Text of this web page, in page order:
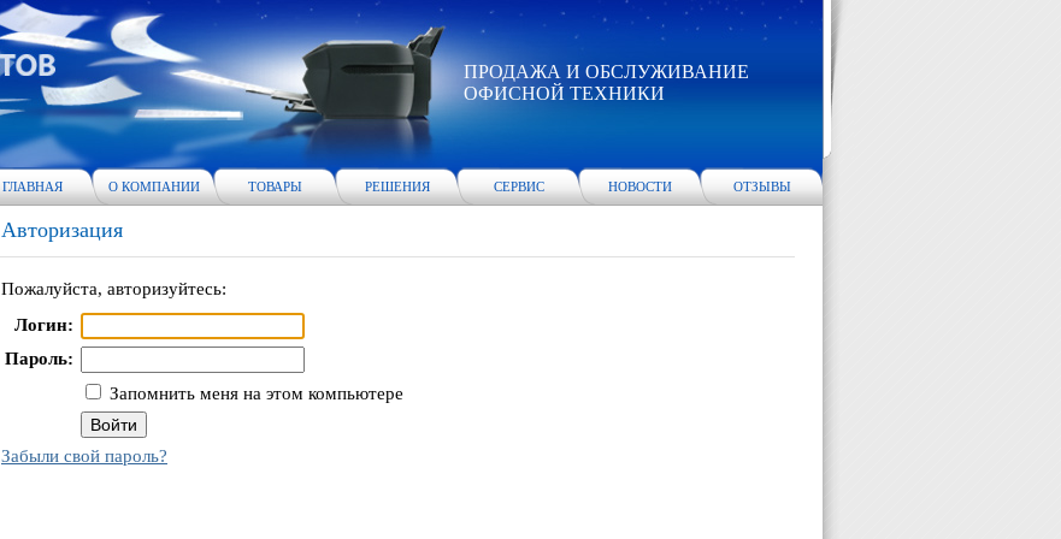
ПРОДАЖА И ОБСЛУЖИВАНИЕ
ОФИСНОЙ ТЕХНИКИ
ГЛАВНАЯ О КОМПАНИИ ТОВАРЫ РЕШЕНИЯ СЕРВИС НОВОСТИ ОТЗЫВЫ
Авторизация
Пожалуйста, авторизуйтесь:
Логин:
Пароль:
Запомнить меня на этом компьютере
Забыли свой пароль?